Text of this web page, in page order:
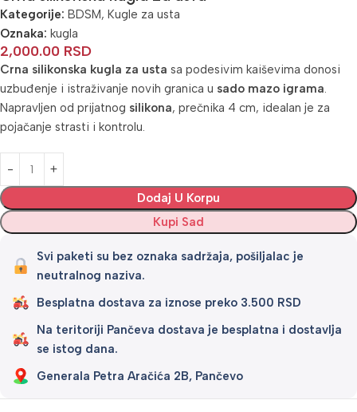
Kategorije: BDSM, Kugle za usta
Oznaka: kugla
2,000.00 RSD
Crna silikonska kugla za usta sa podesivim kaiševima donosi
uzbuđenje i istraživanje novih granica u sado mazo igrama.
Napravljen od prijatnog silikona, prečnika 4 cm, idealan je za
pojačanje strasti i kontrolu.
Dodaj U Korpu
Kupi Sad
Alternative:
Svi paketi su bez oznaka sadržaja, pošiljalac je
neutralnog naziva.
Besplatna dostava za iznose preko 3.500 RSD
Na teritoriji Pančeva dostava je besplatna i dostavlja
se istog dana.
Generala Petra Aračića 2B, Pančevo